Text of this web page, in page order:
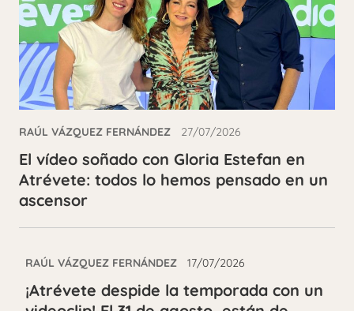
RAÚL VÁZQUEZ FERNÁNDEZ 27/07/2026
El vídeo soñado con Gloria Estefan en
Atrévete: todos lo hemos pensado en un
ascensor
RAÚL VÁZQUEZ FERNÁNDEZ 17/07/2026
¡Atrévete despide la temporada con un